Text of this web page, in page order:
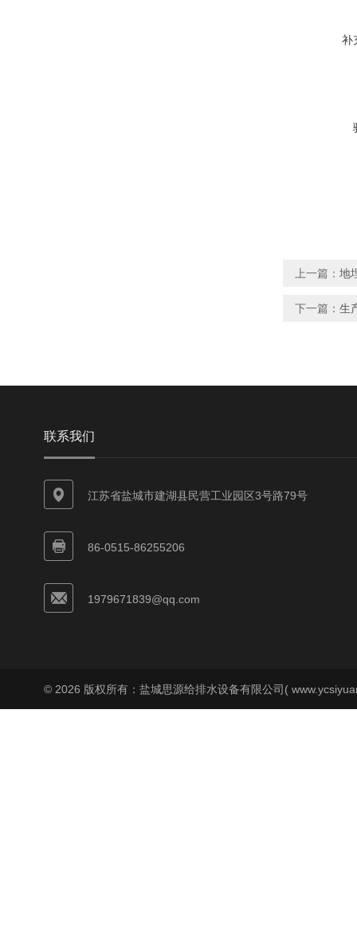
补
上一篇： 地
下一篇： 生
联系我们
江苏省盐城市建湖县民营工业园区3号路79号
86-0515-86255206
1979671839@qq.com
© 2026 版权所有：盐城思源给排水设备有限公司(